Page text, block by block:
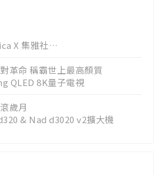
X 集雅社
革命 稱霸世上最高顏質
QLED 8K量子電視
歲月
& Nad d3020 v2擴大機